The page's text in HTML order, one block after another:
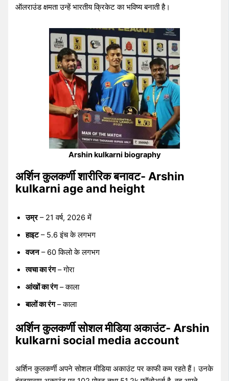
ऑलराउंड क्षमता उन्हें भारतीय क्रिकेट का भविष्य बनाती है।
Arshin kulkarni biography
अर्शिन कुलकर्णी शारीरिक बनावट- Arshin
kulkarni age and height
उम्र– 21 वर्ष, 2026 में
हाइट– 5.6 इंच के लगभग
वजन– 60 किलो के लगभग
त्वचा का रंग– गोरा
आंखों का रंग– काला
बालों का रंग– काला
अर्शिन कुलकर्णी सोशल मीडिया अकाउंट- Arshin
kulkarni social media account
अर्शिन कुलकर्णी अपने सोशल मीडिया अकाउंट पर काफी कम रहते हैं। उनके